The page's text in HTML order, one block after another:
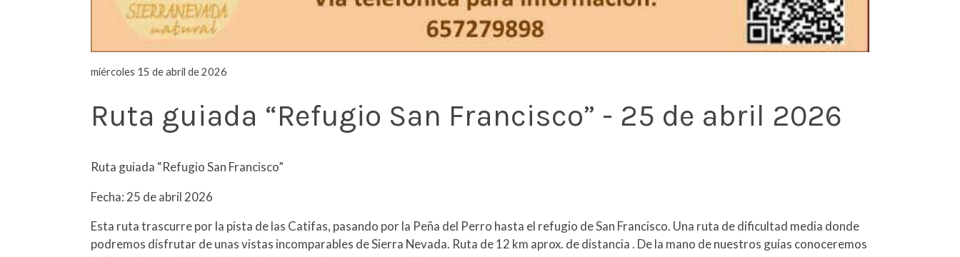
miércoles 15 de abril de 2026
Ruta guiada “Refugio San Francisco” - 25 de abril 2026
Ruta guiada “Refugio San Francisco”
Fecha: 25 de abril 2026
Esta ruta trascurre por la pista de las Catifas, pasando por la Peña del Perro hasta el refugio de San Francisco. Una ruta de dificultad media donde
podremos disfrutar de unas vistas incomparables de Sierra Nevada. Ruta de 12 km aprox. de distancia . De la mano de nuestros guías conoceremos